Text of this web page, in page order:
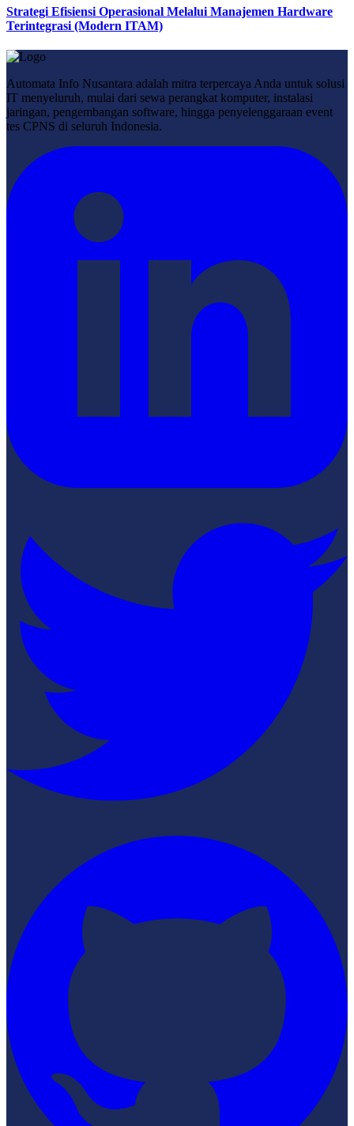
Strategi Efisiensi Operasional Melalui Manajemen Hardware
Terintegrasi (Modern ITAM)
Automata Info Nusantara adalah mitra terpercaya Anda untuk solusi
IT menyeluruh, mulai dari sewa perangkat komputer, instalasi
jaringan, pengembangan software, hingga penyelenggaraan event
tes CPNS di seluruh Indonesia.